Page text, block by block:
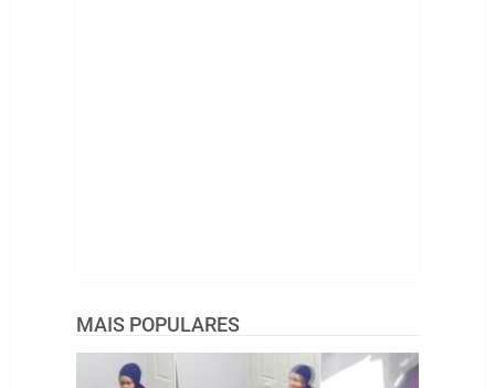
MAIS POPULARES